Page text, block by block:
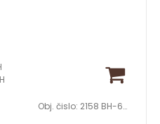
Obj. čislo: 2158 BH-6474